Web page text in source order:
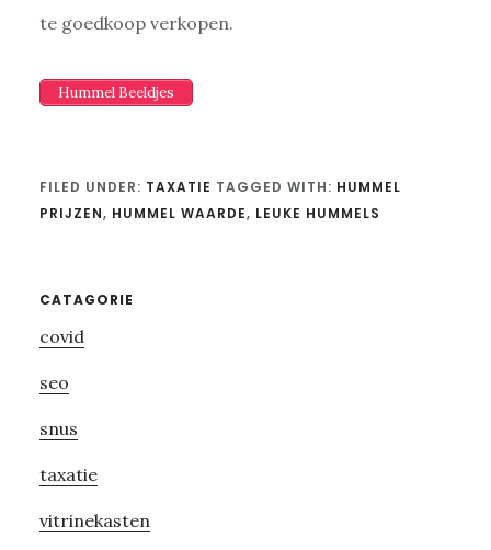
te goedkoop verkopen.
Hummel Beeldjes
FILED UNDER: TAXATIE TAGGED WITH: HUMMEL
PRIJZEN, HUMMEL WAARDE, LEUKE HUMMELS
Primary
Sidebar
CATAGORIE
covid
seo
snus
taxatie
vitrinekasten